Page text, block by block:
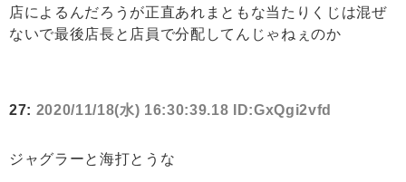
店によるんだろうが正直あれまともな当たりくじは混ぜ
ないで最後店長と店員で分配してんじゃねぇのか
27: 2020/11/18(水) 16:30:39.18 ID:GxQgi2vfd
ジャグラーと海打とうな